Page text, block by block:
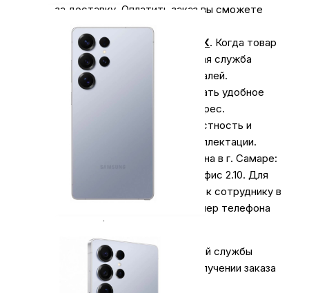
за доставку. Оплатить заказ вы сможете
наличными курьеру.
Курьерская доставка СДЭК. Когда товар
поступит на склад, курьерская служба
свяжется для уточнения деталей.
Специалист предложит выбрать удобное
время доставки и уточнит адрес.
Осмотрите упаковку на целостность и
соответствие указанной комплектации.
из нашего магазина в г. Самаре:
ул. Коммунистическая 90/2, офис 2.10. Для
получения заказа обратитесь к сотруднику в
кассовой зоне и назовите номер телефона
на кого оформлен заказ.
Оплата за доставку любой почтовой службы
осуществляется отдельно, при получении заказа
и не входит в сумму заказа.